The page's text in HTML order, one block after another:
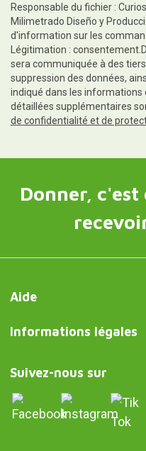
Responsable du fichier :
Milimetrado Diseño y
d'information sur les
Légitimation :
sera communiquée à des
suppression des données,
indiqué dans les
détaillées supplémentaires
de confidentialité et de
Donner,
Aide
Informations légales
Suivez-nous sur